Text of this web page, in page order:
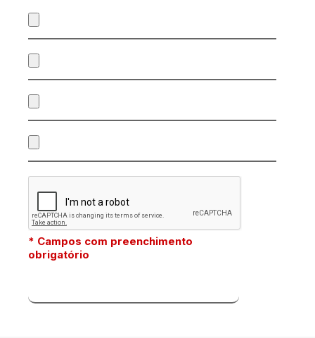
* Campos com preenchimento
obrigatório